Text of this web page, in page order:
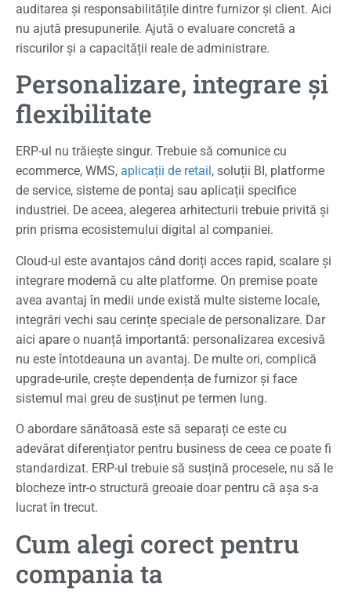
auditarea și responsabilitățile dintre furnizor și client. Aici
nu ajută presupunerile. Ajută o evaluare concretă a
riscurilor și a capacității reale de administrare.
Personalizare, integrare și
flexibilitate
ERP-ul nu trăiește singur. Trebuie să comunice cu
ecommerce, WMS, aplicații de retail , soluții BI, platforme
de service, sisteme de pontaj sau aplicații specifice
industriei. De aceea, alegerea arhitecturii trebuie privită și
prin prisma ecosistemului digital al companiei.
Cloud-ul este avantajos când doriți acces rapid, scalare și
integrare modernă cu alte platforme. On premise poate
avea avantaj în medii unde există multe sisteme locale,
integrări vechi sau cerințe speciale de personalizare. Dar
aici apare o nuanță importantă: personalizarea excesivă
nu este întotdeauna un avantaj. De multe ori, complică
upgrade-urile, crește dependența de furnizor și face
sistemul mai greu de susținut pe termen lung.
O abordare sănătoasă este să separați ce este cu
adevărat diferențiator pentru business de ceea ce poate fi
standardizat. ERP-ul trebuie să susțină procesele, nu să le
blocheze într-o structură greoaie doar pentru că așa s-a
lucrat în trecut.
Cum alegi corect pentru
compania ta